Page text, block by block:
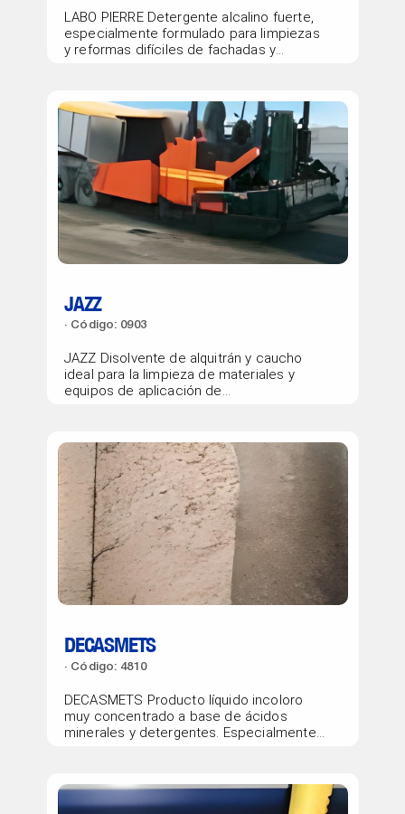
LABO PIERRE Detergente alcalino fuerte,
especialmente formulado para limpiezas
y reformas difíciles de fachadas y
JAZZ
Código: 0903
JAZZ Disolvente de alquitrán y caucho
ideal para la limpieza de materiales y
equipos de aplicación de...
DECASMETS
Código: 4810
DECASMETS Producto líquido incoloro
muy concentrado a base de ácidos
minerales y detergentes. Especialmente